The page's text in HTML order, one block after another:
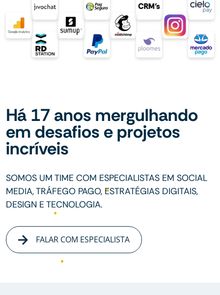
Há 17 anos mergulhando
em desafios e projetos
incríveis
SOMOS UM TIME COM ESPECIALISTAS EM SOCIAL
MEDIA, TRÁFEGO PAGO, ESTRATÉGIAS DIGITAIS,
DESIGN E TECNOLOGIA.
FALAR COM ESPECIALISTA